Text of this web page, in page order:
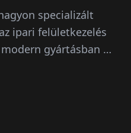
specializált
ipari felületkezelés
gyártásban –